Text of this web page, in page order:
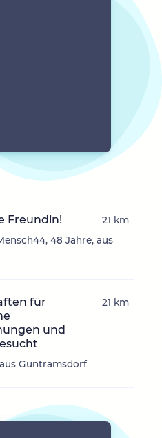
Freundin!
48 Jahre, aus
21 km
für
und
aus Guntramsdorf
21 km